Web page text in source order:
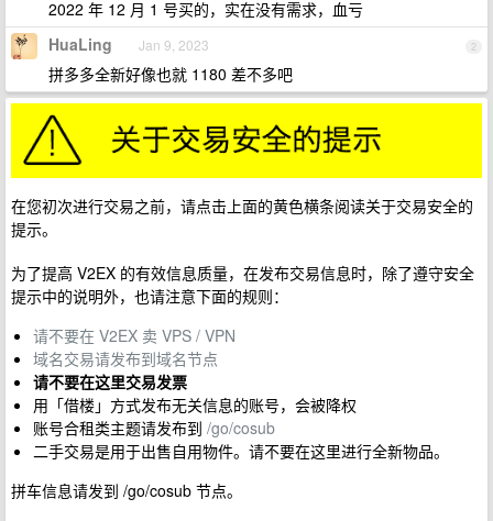
2022 年 12 月 1 号买的，实在没有需求，血亏
2
HuaLing Jan 9, 2023
拼多多全新好像也就 1180 差不多吧
在您初次进行交易之前，请点击上面的黄色横条阅读关于交易安全的
提示。
为了提高 V2EX 的有效信息质量，在发布交易信息时，除了遵守安全
提示中的说明外，也请注意下面的规则：
请不要在 V2EX 卖 VPS / VPN
域名交易请发布到域名节点
请不要在这里交易发票
用「借楼」方式发布无关信息的账号，会被降权
账号合租类主题请发布到 /go/cosub
二手交易是用于出售自用物件。请不要在这里进行全新物品。
拼车信息请发到 /go/cosub 节点。